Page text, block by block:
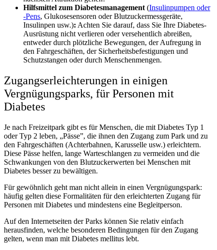
Hilfsmittel zum Diabetesmanagement (Insulinpumpen oder
-Pens, Glukosesensoren oder Blutzuckermessgeräte,
Insulinpen usw.): Achten Sie darauf, dass Sie Ihre Diabetes-
Ausrüstung nicht verlieren oder versehentlich abreißen,
entweder durch plötzliche Bewegungen, der Aufregung in
den Fahrgeschäften, der Sicherheitsbefestigungen und
Schutzstangen oder durch Menschenmengen.
Zugangserleichterungen in einigen
Vergnügungsparks, für Personen mit
Diabetes
Je nach Freizeitpark gibt es für Menschen, die mit Diabetes Typ 1
oder Typ 2 leben, „Pässe”, die ihnen den Zugang zum Park und zu
den Fahrgeschäften (Achterbahnen, Karusselle usw.) erleichtern.
Diese Pässe helfen, lange Warteschlangen zu vermeiden und die
Schwankungen von den Blutzuckerwerten bei Menschen mit
Diabetes besser zu bewältigen.
Für gewöhnlich geht man nicht allein in einen Vergnügungspark:
häufig gelten diese Formalitäten für den erleichterten Zugang für
Personen mit Diabetes und mindestens eine Begleitperson.
Auf den Internetseiten der Parks können Sie relativ einfach
herausfinden, welche besonderen Bedingungen für den Zugang
gelten, wenn man mit Diabetes mellitus lebt.